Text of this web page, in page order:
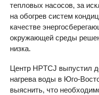
тепловых насосов, за
на обогрев систем
качестве
окружающей среды
низка.
Центр HPTCJ выпустил
нагрева воды в Юго-
выяснить, что